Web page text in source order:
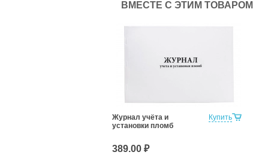
ВМЕСТЕ С ЭТИМ
Купить
Журнал учёта и
установки пломб
389.00 ₽